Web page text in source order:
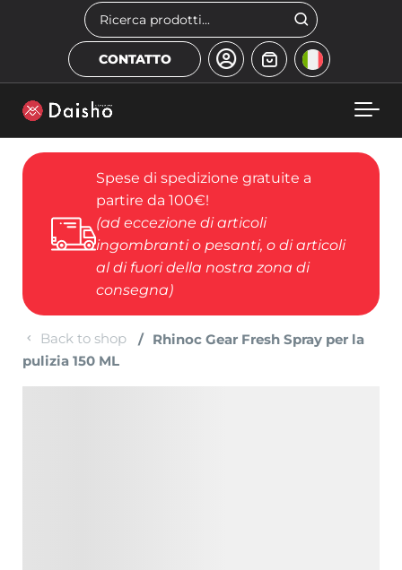
Skip to main content Cerca
CONTATTO
Spese di spedizione gratuite a
partire da 100€!
(ad eccezione di articoli
ingombranti o pesanti, o di articoli
al di fuori della nostra zona di
consegna)
Back to shop
Rhinoc Gear Fresh Spray per la
pulizia 150 ML